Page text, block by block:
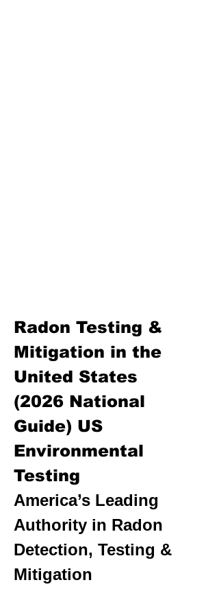
Radon Testing &
Mitigation in the
United States
(2026 National
Guide) US
Environmental
Testing
America’s Leading
Authority in Radon
Detection, Testing &
Mitigation